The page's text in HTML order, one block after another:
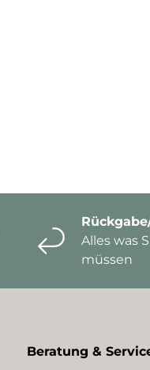
Alles was
müssen
Beratung &